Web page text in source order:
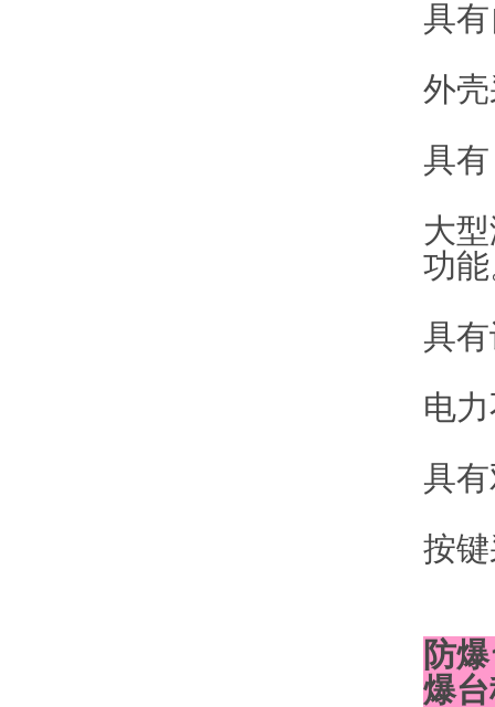
具
外
具
大
功
具
电
具
按
防
爆